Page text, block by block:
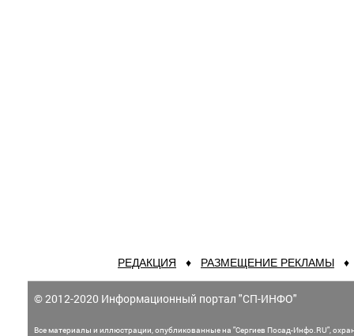
РЕДАКЦИЯ ♦ РАЗМЕЩЕНИЕ РЕКЛАМЫ
© 2012-2020 Информационный портал "СП-ИНФО"
Все материалы и иллюстрации,опубликованные на "Сергиев Посад-Инфо.RU",